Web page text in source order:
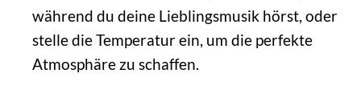
während du deine Lieblingsmusik hörst, oder
stelle die Temperatur ein, um die perfekte
Atmosphäre zu schaffen.